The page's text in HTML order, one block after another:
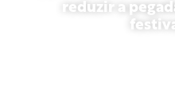
reduzir a